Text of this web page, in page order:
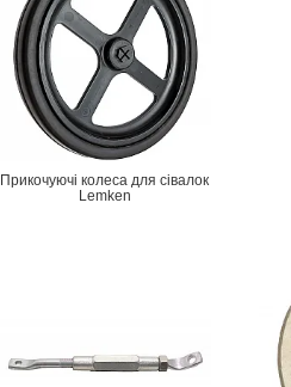
Прикочуючі колеса для сівалок
Lemken